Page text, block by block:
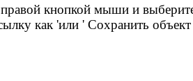
кнопкой мыши и
как 'или ' Сохранить объект